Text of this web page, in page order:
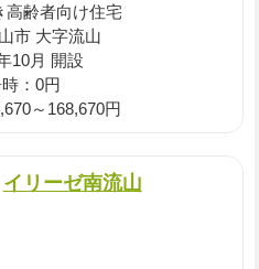
高齢者向け住宅
市 大字流山
10月 開設
時：0円
～168,670円
イリーゼ南流山